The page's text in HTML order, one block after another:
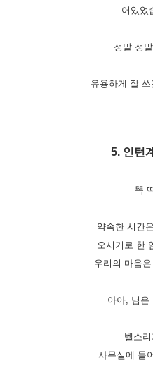
어있었
정말 정
유용하게 잘
5. 인턴
똑
약속한 시간
오시기로 한
우리의 마음
아아, 님은
벨소
사무실에 들